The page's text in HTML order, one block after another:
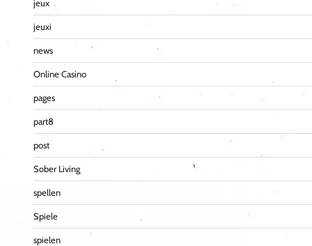
jeux
jeuxi
news
Online Casino
pages
part8
post
Sober Living
spellen
Spiele
spielen